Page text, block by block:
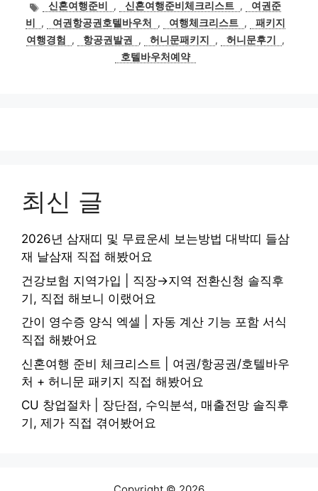
고
리
태신혼여행준비 , 신혼여행준비체크리스트 ,
여권준
비
, 여권항공권호텔바우처 , 여행체크리스트 ,
패키지
여행경험
, 항공권발권 , 허니문패키지 , 허니문후기
,
호텔바우처예약
최신 글
2026년 삼재띠 및 무료운세 보는방법 대박띠 들삼
재 날삼재 직접 해봤어요
건강보험 지역가입 | 직장→지역 전환신청 솔직후
기, 직접 해보니 이랬어요
간이 영수증 양식 엑셀 | 자동 계산 기능 포함 서식
직접 해봤어요
신혼여행 준비 체크리스트 | 여권/항공권/호텔바우
처 + 허니문 패키지 직접 해봤어요
CU 창업절차 | 장단점, 수익분석, 매출전망 솔직후
기, 제가 직접 겪어봤어요